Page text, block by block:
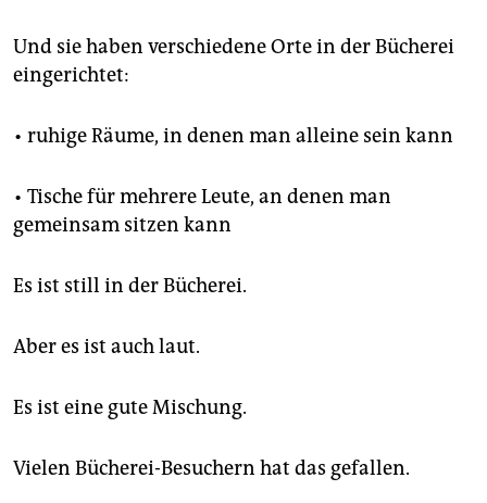
Und sie haben verschiedene Orte in der Bücherei
eingerichtet:
• ruhige Räume, in denen man alleine sein kann
• Tische für mehrere Leute, an denen man
gemeinsam sitzen kann
Es ist still in der Bücherei.
Aber es ist auch laut.
Es ist eine gute Mischung.
Vielen Bücherei-Besuchern hat das gefallen.